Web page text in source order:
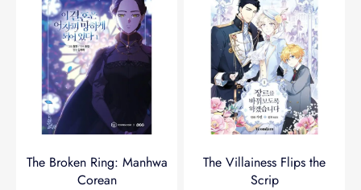
The Broken Ring: Manhwa
Corean
The Villainess Flips the
Scrip